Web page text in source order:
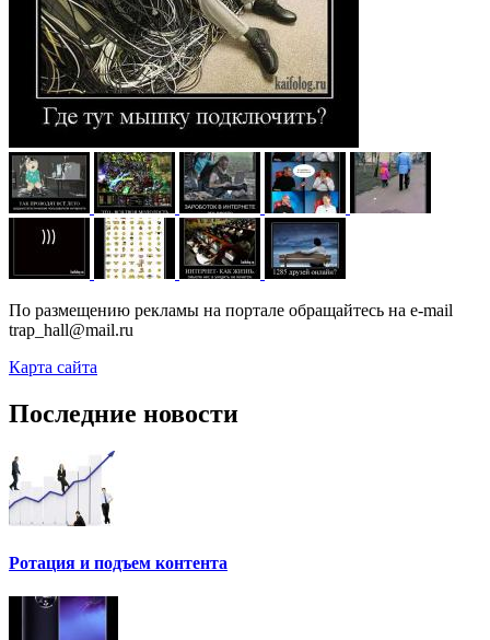
По размещению рекламы на портале обращайтесь на e-mail
trap_hall@mail.ru
Карта сайта
Последние новости
Ротация и подъем контента